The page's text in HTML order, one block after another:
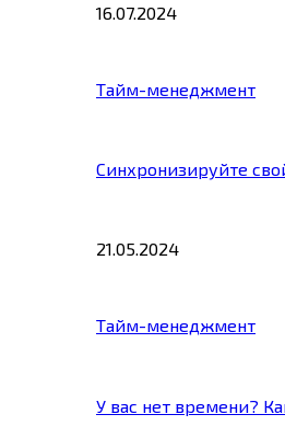
16.07.2024
Тайм-менеджмент
Синхронизируйте
21.05.2024
Тайм-менеджмент
У вас нет времени?